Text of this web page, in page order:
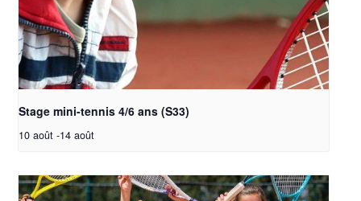
Stage mini-tennis 4/6 ans (S33)
10 août -14 août